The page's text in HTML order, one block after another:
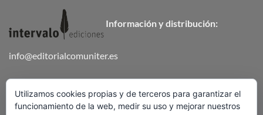
Información y distribución:
info@editorialcomuniter.es
Utilizamos cookies propias y de terceros para garantizar el
funcionamiento de la web, medir su uso y mejorar nuestros